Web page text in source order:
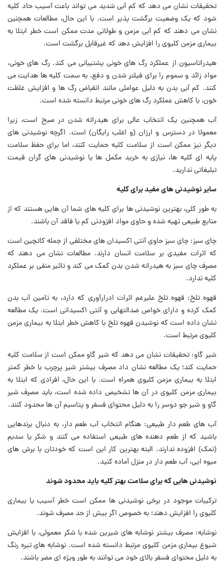
تحقیقات نشان می دهد که کم آبی شدید می تواند باعث آسیب حاد کلیه
شود که یک وضعیت برگشت پذیر است. با این حال، مطالعات همچنین
نشان می دهند که کم آبی مزمن و طولانی مدت ممکن است خطر ابتلا به
بیماری مزمن کلیوی را افزایش دهد که غیرقابل برگشت است.
هیدراتاسیون از عملکرد رگ های خونی پشتیبانی می کند. رگ های خونی،
مواد زائد و سموم را برای فیلتر شدن و دفع، به سمت کلیه ها هدایت می
کنند. کم آبی بدن به دلیل عواملی مانند انقباض رگ ها و افزایش غلظت
خون، با کاهش عملکرد رگ های خونی مرتبط دانسته شده است.
آب همچنین یک انتخاب عالی برای هیدراته شدن در صبح است، زیرا
معمولا در دسترس و ارزان (و اغلب رایگان) است. اگرچه نوشیدنی های
دیگر نیز ممکن است از سلامت کلیه حمایت کنند، اما برای حفظ سلامت
پایه ای کلیه ها، نیازی به خرید مکمل ها یا نوشیدنی های گران قیمت
تبلیغاتی ندارید.
سایر نوشیدنی های مفید برای کلیه
به طور کلی، بهترین نوشیدنی ها برای کلیه های شما آن هایی هستند که از
منابع طبیعی تهیه شده و حاوی مواد افزودنی کم یا فاقد آن باشند.
چای سبز: چای سبز حاوی آنتی اکسیدان های مختلفی از جمله کاتچین است
که اثرات مفیدی بر سلامت انسان دارند. مطالعات نشان می دهند که
مصرف چای سبز به هیدراته شدن بدن کمک می کند و تاثیر منفی بر عملکرد
کلیه ندارد.
قهوه تلخ: قهوه تلخ علیرغم اثرات ادرارآوری که دارد، به تامین آب بدن
کمک کرده و دارای خواص ضدالتهابی و آنتی اکسیدانی است. یک مطالعه
نشان داده است که نوشیدن قهوه تلخ با کاهش خطر ابتلا به بیماری مزمن
کلیوی مرتبط است.
شیر گاو: تحقیقات نشان می دهد که شیر گاو ممکن است از سلامت کلیه
حمایت کند؛ یک مطالعه نشان داد مصرف بیشتر شیر پرچرب با خطر کمتر
ابتلا به بیماری مزمن کلیوی همراه است. با این حال، افرادی که ابتلا به
بیماری مزمن کلیوی در آن ها تشخیص داده شده است، باید مصرف شیر
گاو و شیر جو دوسر را به دلیل محتوای فسفر و پتاسیم آن ها محدود کنند.
آب های طعم دار طبیعی: هنگام انتخاب آب طعم دار، به دنبال برندهایی
باشید که از طعم دهنده های طبیعی استفاده می کنند و شکر یا سدیم
(نمک) افزوده ندارند. البته بهترین کار این است که خودتان با برش های
میوه ایی، آب طعم دار در منزل آماده کنید.
نوشیدنی هایی که برای سلامت بهتر کلیه باید محدود شوند
ترکیبات موجود در برخی نوشیدنی ها ممکن است خطر آسیب یا بیماری
کلیوی را افزایش دهند؛ به خصوص اگر بیش از حد مصرف شوند.
نوشابه: مصرف بیشتر نوشابه های شیرین شده با شکر معمولی، با افزایش
شیوع بیماری مزمن کلیوی مرتبط دانسته شده است. نوشابه های تیره رنگ
به دلیل محتوای فسفر بالای خود می توانند به طور ویژه ای مضر باشند.